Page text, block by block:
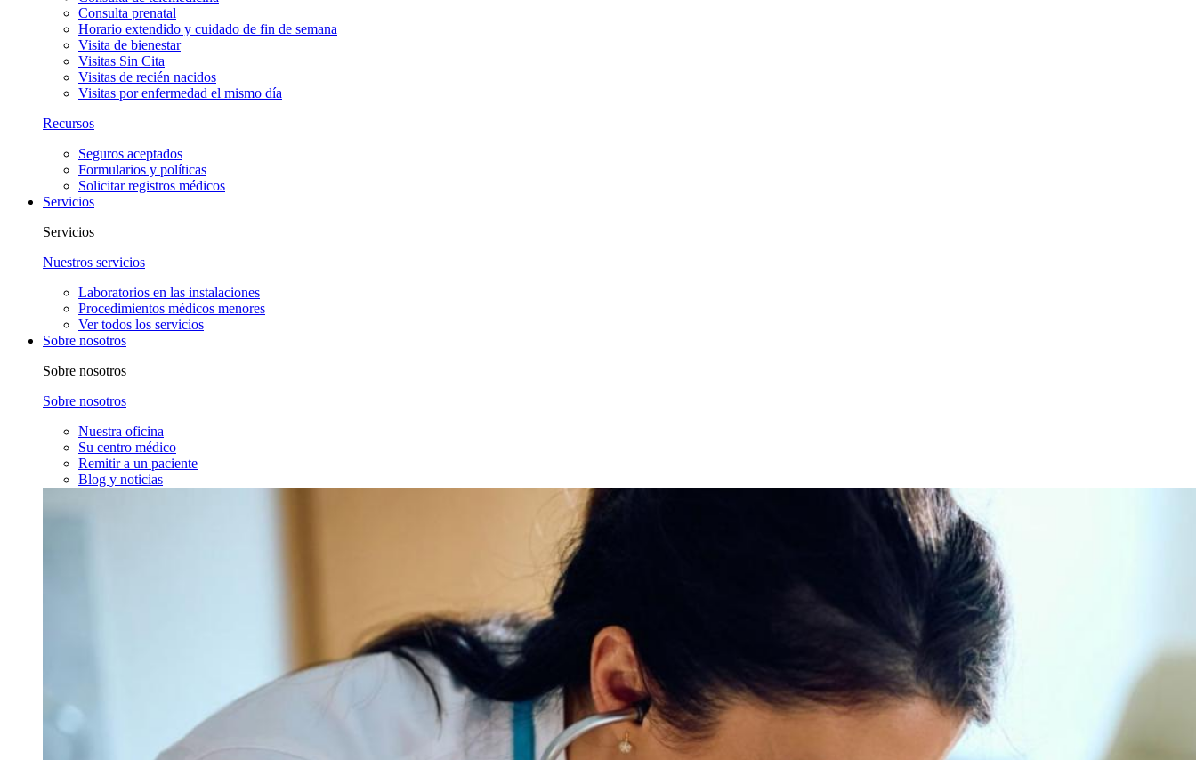
Consulta prenatal
Horario extendido y cuidado de fin de semana
Visita de bienestar
Visitas Sin Cita
Visitas de recién nacidos
Visitas por enfermedad el mismo día
Recursos
Seguros aceptados
Formularios y políticas
Solicitar registros médicos
Servicios
Servicios
Nuestros servicios
Laboratorios en las instalaciones
Procedimientos médicos menores
Ver todos los servicios
Sobre nosotros
Sobre nosotros
Sobre nosotros
Nuestra oficina
Su centro médico
Remitir a un paciente
Blog y noticias